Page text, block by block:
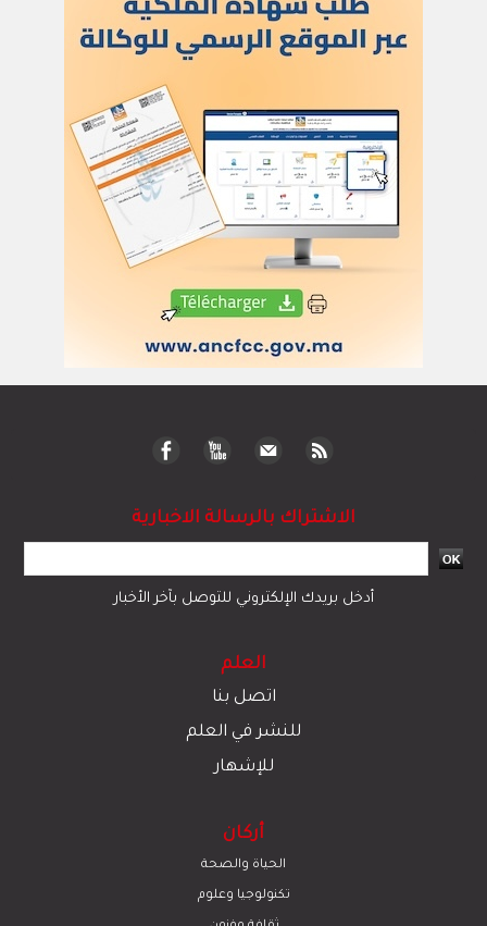
الاشتراك بالرسالة الاخبارية
أدخل بريدك الإلكتروني للتوصل بآخر الأخبار
العلم
اتصل بنا
للنشر في العلم
للإشهار
أركان
الحياة والصحة
تكنولوجيا وعلوم